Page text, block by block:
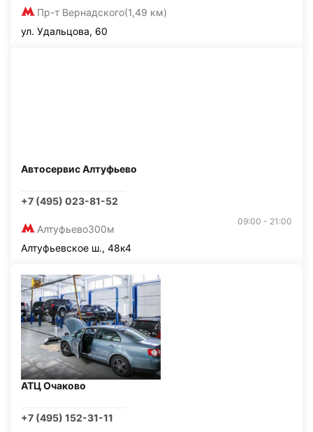
Пр-т Вернадского(1,49 км)
ул. Удальцова, 60
Автосервис Алтуфьево
+7 (495) 023-81-52
Алтуфьево300м
09:00 - 21:00
Алтуфьевское ш., 48к4
АТЦ Очаково
+7 (495) 152-31-11